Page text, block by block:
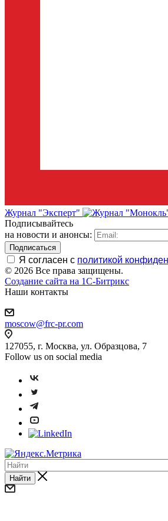
Журнал "Эксперт"
Подписывайтесь
на новости и анонсы:
Я согласен с политикой
© 2026 Все права защищены.
Создание сайта на 1C-Битрикс
Наши контакты
moscow@frc-pr.com
127055, г. Москва, ул. Образцова, 7
Follow us on social media
Найти